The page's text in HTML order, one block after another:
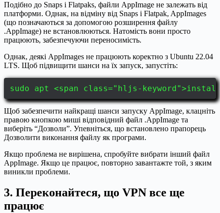
Подібно до Snaps і Flatpaks, файли AppImage не залежать від
платформи. Однак, на відміну від Snaps і Flatpak, AppImages
(що позначаються за допомогою розширення файлу
.AppImage) не встановлюються. Натомість вони просто
працюють, забезпечуючи переносимість.
Однак, деякі AppImages не працюють коректно з Ubuntu 22.04
LTS. Щоб підвищити шанси на їх запуск, запустіть:
sudo apt <span class="hljs-
Щоб забезпечити найкращі шанси запуску AppImage, клацніть
правою кнопкою миші відповідний файл .AppImage та
виберіть “Дозволи”. Упевніться, що встановлено прапорець
Дозволити виконання файлу як програми.
Якщо проблема не вирішена, спробуйте вибрати інший файл
AppImage. Якщо це працює, повторно завантажте той, з яким
виникли проблеми.
3. Переконайтеся, що VPN все ще
працює